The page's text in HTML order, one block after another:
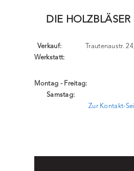
DIE HOLZBLÄSER
Trautenaustr.
Verkauf:
Werkstatt:
Montag - Freitag:
Samstag:
Zur Kontakt-